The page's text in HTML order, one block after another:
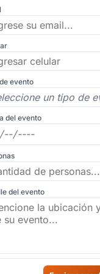
evento
del evento
del evento